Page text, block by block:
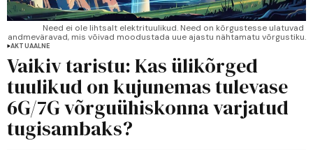
Need ei ole lihtsalt elektrituulikud. Need on kõrgustesse ulatuvad
andmeväravad, mis võivad moodustada uue ajastu nähtamatu võrgustiku.
AKTUAALNE
Vaikiv taristu: Kas ülikõrged
tuulikud on kujunemas tulevase
6G/7G võrguühiskonna varjatud
tugisambaks?